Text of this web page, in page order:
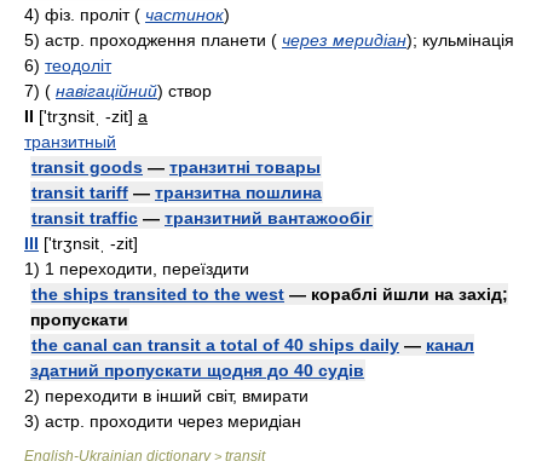
4) фiз. проліт( частинок)
5) acтp. проходження планети ( через меридіан); кульмінація
6) теодоліт
7) ( навігаційний) створ
II ['trʒnsitˌ -zit] a
транзитный
transit goods — транзитні товары
transit tariff — транзитна пошлина
transit traffic — транзитний вантажообіг
III ['trʒnsitˌ -zit]
1) 1 переходити, переїздити
the ships transited to the west — кораблі йшли на захід;
пропускати
the canal can transit a total of 40 ships daily — канал
здатний пропускати щодня до 40 судів
2) переходити в інший світ, вмирати
3) acтp. проходити через меридіан
English-Ukrainian dictionary> transit